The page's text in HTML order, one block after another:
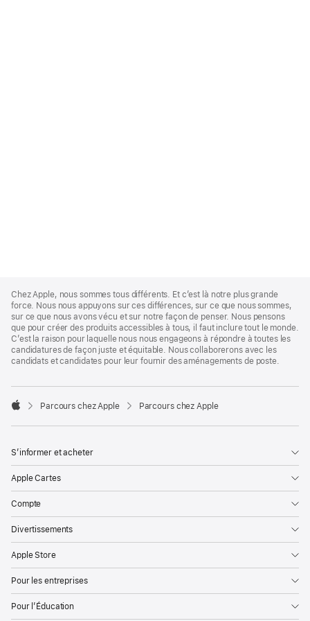
Footer
Chez Apple, nous sommes tous différents. Et c’est là notre plus grande
force. Nous nous appuyons sur ces différences, sur ce que nous sommes,
sur ce que nous avons vécu et sur notre façon de penser. Nous pensons
que pour créer des produits accessibles à tous, il faut inclure tout le monde.
C’est la raison pour laquelle nous nous engageons à répondre à toutes les
candidatures de façon juste et équitable. Nous collaborerons avec les
candidats et candidates pour leur fournir des aménagements de poste.

Parcours chez Apple Parcours chez Apple
S’informer et acheter
Apple Cartes
Compte
Divertissements
Apple Store
Pour les entreprises
Pour l’Éducation